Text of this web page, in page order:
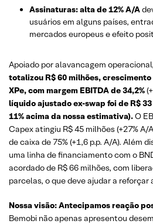
Assinaturas: alta de 12% A/A
usuários em alguns países,
mercados europeus e efeito
Apoiado por alavancagem operacional,
totalizou R$ 60 milhões, crescimento
XPe, com margem EBITDA de 34,2%
líquido ajustado ex-swap foi de R$
11% acima da nossa estimativa).O
Capex atingiu R$ 45 milhões (+27%
de caixa de 75% (+1,6 p.p. A/A). Além
uma linha de financiamento com o
acordado de R$ 66 milhões, com
parcelas, o que deve ajudar a
Nossa visão:Antecipamos reação
Bemobi não apenas apresentou